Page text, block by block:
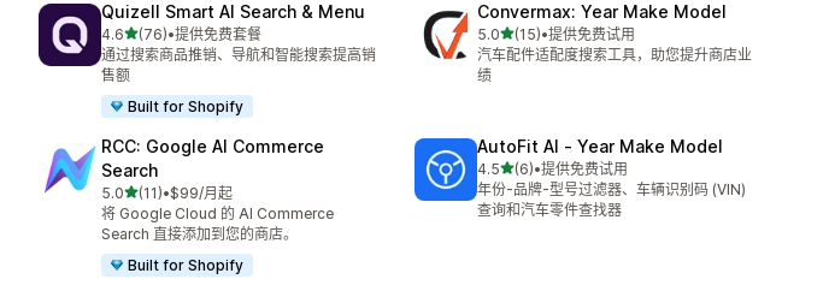
Quizell Smart AI Search & Menu
4.6星（满分 5 星）
(76)
总共 76 条评论
•提供免费套餐
通过搜索商品推销、导航和智能搜索提高销
售额
Built for Shopify
Convermax: Year Make Model
5.0星（满分 5 星）
(15)
总共 15 条评论
•提供免费试用
汽车配件适配度搜索工具，助您提升商店业
绩
RCC: Google AI Commerce
Search
5.0星（满分 5 星）
(11)
总共 11 条评论
•$99/月起
将 Google Cloud 的 AI Commerce
Search 直接添加到您的商店。
Built for Shopify
AutoFit AI ‑ Year Make Model
4.5星（满分 5 星）
(6)
总共 6 条评论
•提供免费试用
年份-品牌-型号过滤器、车辆识别码 (VIN)
查询和汽车零件查找器